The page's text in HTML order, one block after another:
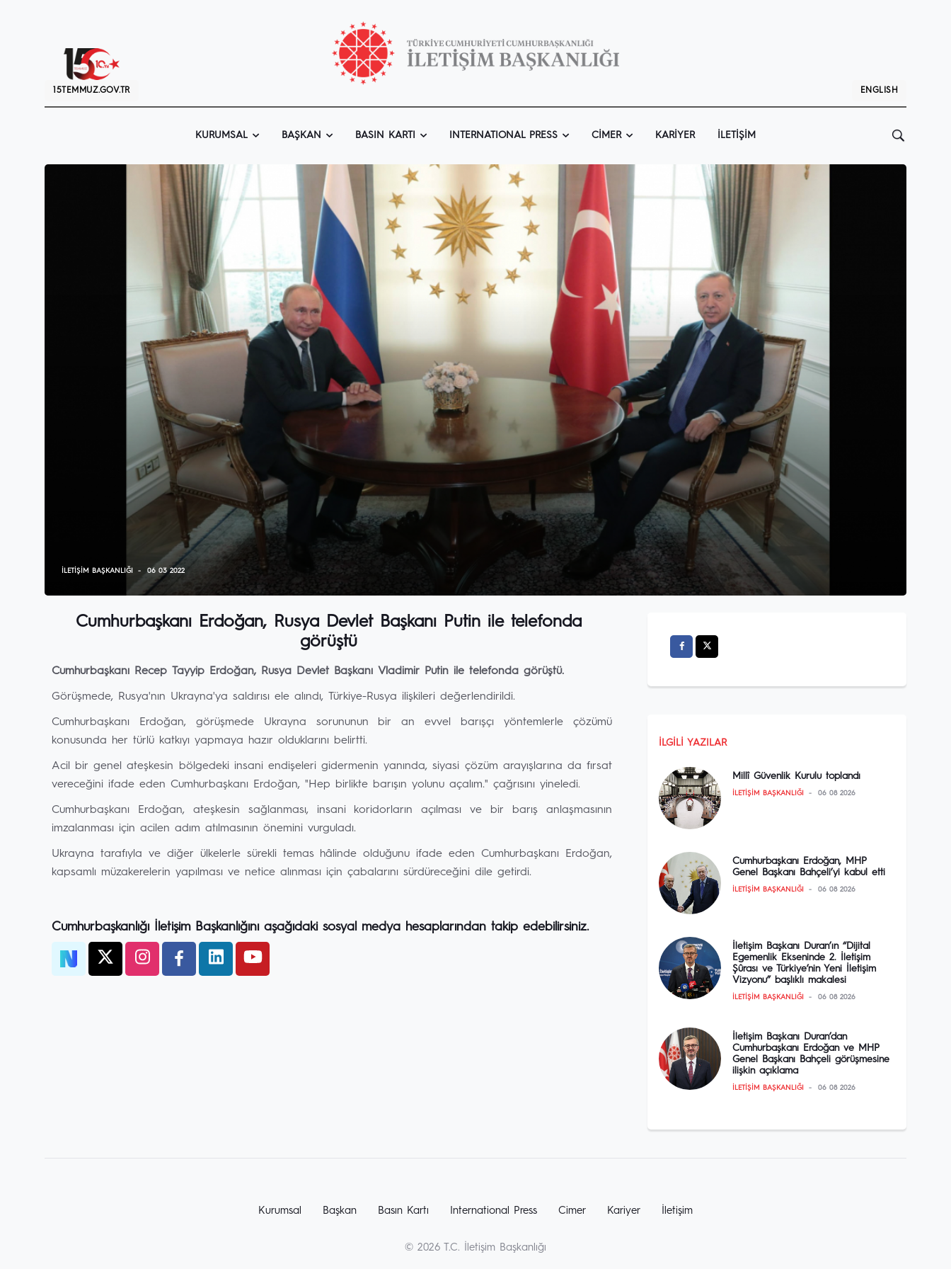
15TEMMUZ.GOV.TR ENGLISH
KURUMSAL BAŞKAN BASIN KARTI INTERNATIONAL PRESS CIMER KARIYER İLETIŞIM
İLETIŞIM BAŞKANLIĞI 06 03 2022
Cumhurbaşkanı Erdoğan, Rusya Devlet Başkanı Putin ile telefonda
görüştü
Cumhurbaşkanı Recep Tayyip Erdoğan, Rusya Devlet Başkanı Vladimir Putin ile telefonda görüştü.
Görüşmede, Rusya'nın Ukrayna'ya saldırısı ele alındı, Türkiye-Rusya ilişkileri değerlendirildi.
Cumhurbaşkanı Erdoğan, görüşmede Ukrayna sorununun bir an evvel barışçı yöntemlerle çözümü
konusunda her türlü katkıyı yapmaya hazır olduklarını belirtti.
Acil bir genel ateşkesin bölgedeki insani endişeleri gidermenin yanında, siyasi çözüm arayışlarına da fırsat
vereceğini ifade eden Cumhurbaşkanı Erdoğan, "Hep birlikte barışın yolunu açalım." çağrısını yineledi.
Cumhurbaşkanı Erdoğan, ateşkesin sağlanması, insani koridorların açılması ve bir barış anlaşmasının
imzalanması için acilen adım atılmasının önemini vurguladı.
Ukrayna tarafıyla ve diğer ülkelerle sürekli temas hâlinde olduğunu ifade eden Cumhurbaşkanı Erdoğan,
kapsamlı müzakerelerin yapılması ve netice alınması için çabalarını sürdüreceğini dile getirdi.
Cumhurbaşkanlığı İletişim Başkanlığını aşağıdaki sosyal medya hesaplarından takip edebilirsiniz.
İLGILI YAZILAR
Millî Güvenlik Kurulu toplandı
İLETIŞIM BAŞKANLIĞI 06 08 2026
Cumhurbaşkanı Erdoğan, MHP
Genel Başkanı Bahçeli’yi kabul etti
İLETIŞIM BAŞKANLIĞI 06 08 2026
İletişim Başkanı Duran’ın “Dijital
Egemenlik Ekseninde 2. İletişim
Şûrası ve Türkiye’nin Yeni İletişim
Vizyonu” başlıklı makalesi
İLETIŞIM BAŞKANLIĞI 06 08 2026
İletişim Başkanı Duran’dan
Cumhurbaşkanı Erdoğan ve MHP
Genel Başkanı Bahçeli görüşmesine
ilişkin açıklama
İLETIŞIM BAŞKANLIĞI 06 08 2026
Kurumsal Başkan Basın Kartı International Press Cimer Kariyer İletişim
© 2026 T.C. İletişim Başkanlığı